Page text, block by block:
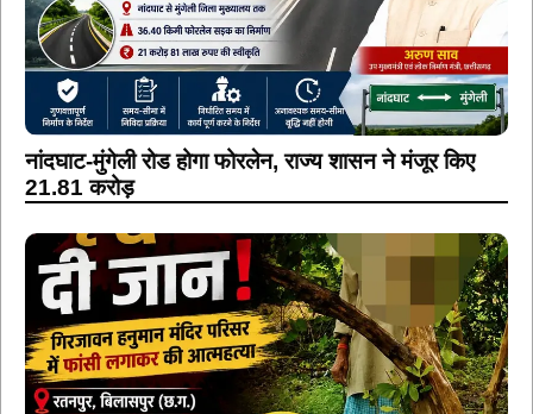
नांदघाट-मुंगेली रोड होगा फोरलेन, राज्य शासन ने मंजूर किए
21.81 करोड़